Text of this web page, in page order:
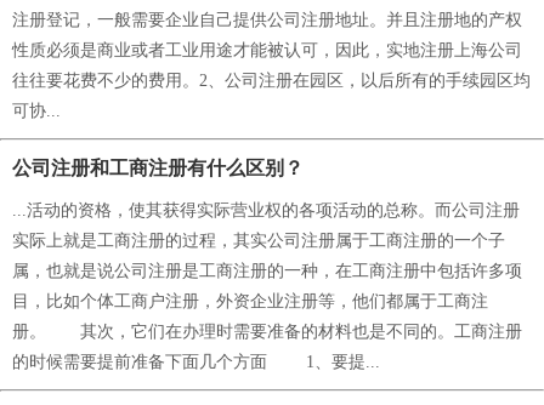
注册登记，一般需要企业自己提供公司注册地址。并且注册地的产权
性质必须是商业或者工业用途才能被认可，因此，实地注册上海公司
往往要花费不少的费用。2、公司注册在园区，以后所有的手续园区均
可协...
公司注册和工商注册有什么区别？
...活动的资格，使其获得实际营业权的各项活动的总称。而公司注册
实际上就是工商注册的过程，其实公司注册属于工商注册的一个子
属，也就是说公司注册是工商注册的一种，在工商注册中包括许多项
目，比如个体工商户注册，外资企业注册等，他们都属于工商注
册。 其次，它们在办理时需要准备的材料也是不同的。工商注册
的时候需要提前准备下面几个方面 1、要提...